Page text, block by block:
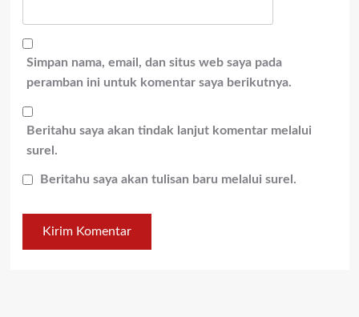
Simpan nama, email, dan situs web saya pada
peramban ini untuk komentar saya berikutnya.
Beritahu saya akan tindak lanjut komentar melalui
surel.
Beritahu saya akan tulisan baru melalui surel.